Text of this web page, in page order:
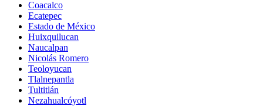
Coacalco
Ecatepec
Estado de México
Huixquilucan
Naucalpan
Nicolás Romero
Teoloyucan
Tlalnepantla
Tultitlán
Nezahualcóyotl